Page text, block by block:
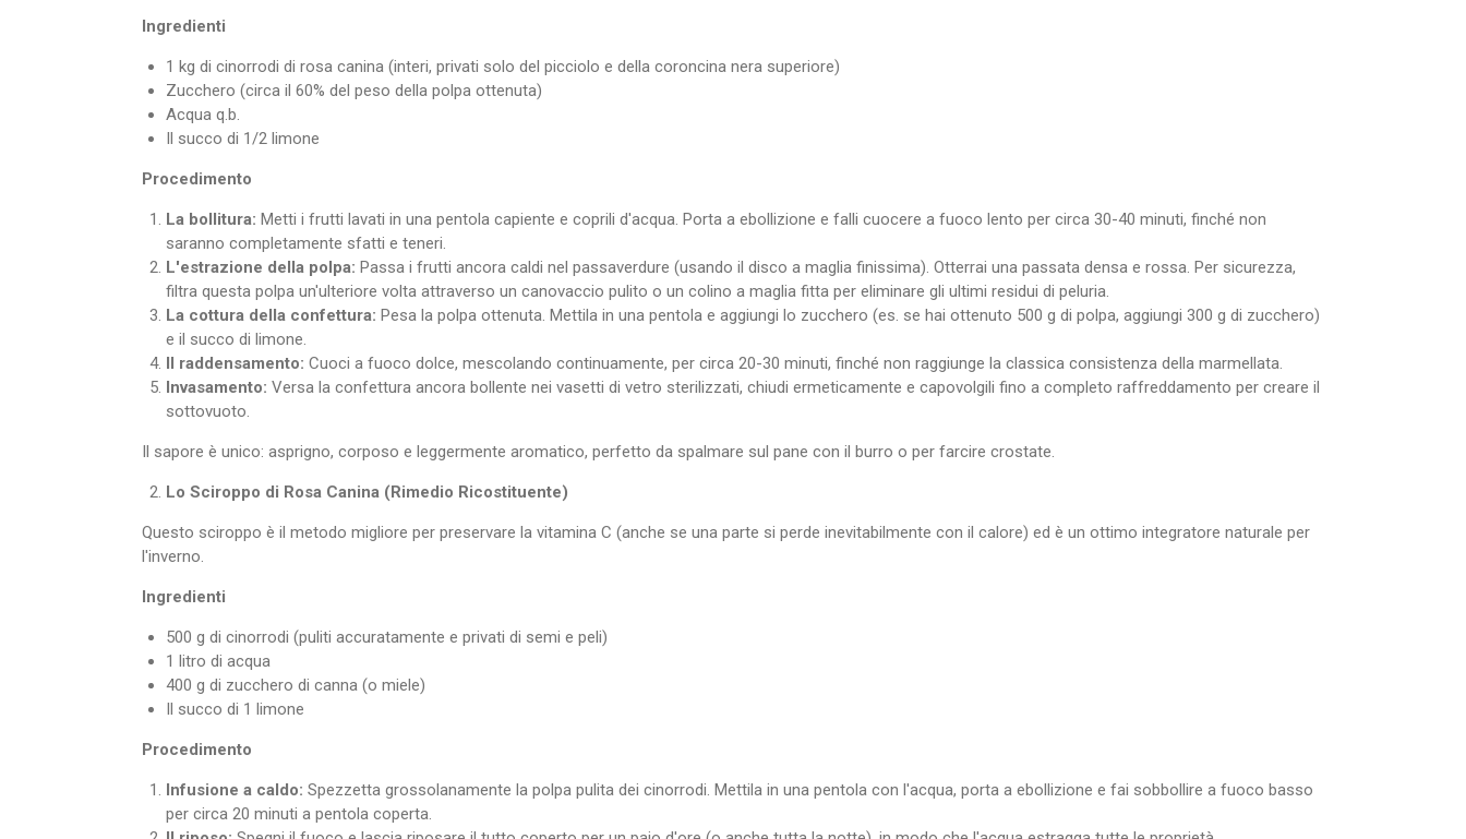
Ingredienti
1 kg di cinorrodi di rosa canina (interi, privati solo del picciolo e della coroncina nera superiore)
Zucchero (circa il 60% del peso della polpa ottenuta)
Acqua q.b.
Il succo di 1/2 limone
Procedimento
La bollitura: Metti i frutti lavati in una pentola capiente e coprili d'acqua. Porta a ebollizione e falli cuocere a fuoco lento per circa 30-40 minuti, finché non
saranno completamente sfatti e teneri.
L'estrazione della polpa: Passa i frutti ancora caldi nel passaverdure (usando il disco a maglia finissima). Otterrai una passata densa e rossa. Per sicurezza,
filtra questa polpa un'ulteriore volta attraverso un canovaccio pulito o un colino a maglia fitta per eliminare gli ultimi residui di peluria.
La cottura della confettura: Pesa la polpa ottenuta. Mettila in una pentola e aggiungi lo zucchero (es. se hai ottenuto 500 g di polpa, aggiungi 300 g di zucchero)
e il succo di limone.
Il raddensamento: Cuoci a fuoco dolce, mescolando continuamente, per circa 20-30 minuti, finché non raggiunge la classica consistenza della marmellata.
Invasamento: Versa la confettura ancora bollente nei vasetti di vetro sterilizzati, chiudi ermeticamente e capovolgili fino a completo raffreddamento per creare il
sottovuoto.
Il sapore è unico: asprigno, corposo e leggermente aromatico, perfetto da spalmare sul pane con il burro o per farcire crostate.
Lo Sciroppo di Rosa Canina (Rimedio Ricostituente)
Questo sciroppo è il metodo migliore per preservare la vitamina C (anche se una parte si perde inevitabilmente con il calore) ed è un ottimo integratore naturale per
l'inverno.
Ingredienti
500 g di cinorrodi (puliti accuratamente e privati di semi e peli)
1 litro di acqua
400 g di zucchero di canna (o miele)
Il succo di 1 limone
Procedimento
Infusione a caldo: Spezzetta grossolanamente la polpa pulita dei cinorrodi. Mettila in una pentola con l'acqua, porta a ebollizione e fai sobbollire a fuoco basso
per circa 20 minuti a pentola coperta.